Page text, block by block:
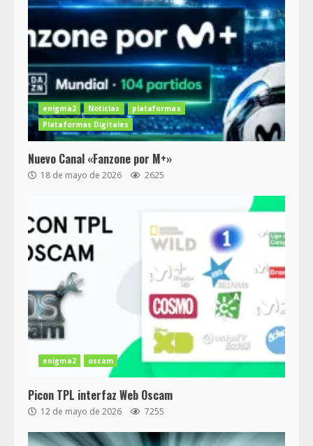
enigma2 Noticias
plataformas
Plataformas Digitales
Nuevo Canal «Fanzone por M+»
18 de mayo de 2026 2625
enigma2 oscam
Picon TPL interfaz Web Oscam
12 de mayo de 2026 7255